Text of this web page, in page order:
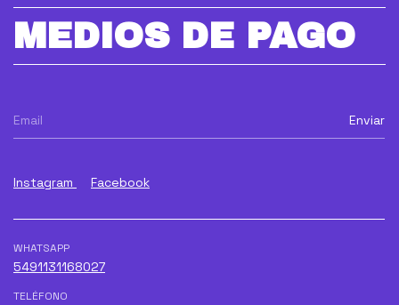
MEDIOS DE PAGO
Instagram Facebook
WHATSAPP
5491131168027
TELÉFONO